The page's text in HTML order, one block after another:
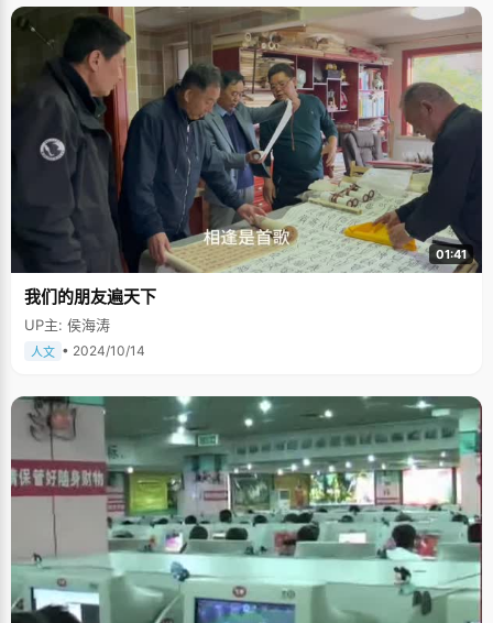
01:41
我们的朋友遍天下
UP主: 侯海涛
人文 • 2024/10/14